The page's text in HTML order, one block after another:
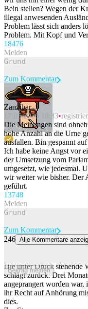
Bein stellen? Wegen der
illegal anwesenden
Problem lässt sich anders
Problem. Mit Kopf und
18476
Melden
Beitrag melden
Zum Kommentar
Zanzibar
17.05.2026 10:33
Die Meinungen sind
hohe Anzahl an die Urne
ausfallen. Bin gespannt
Ich habe keine Angst vor
der Umsetzung vom
umgesetzt, wie jedesmal.
wir weiter wie bisher. Der
geführt.
13748
Melden
Beitrag melden
Zum Kommentar
246 Alle Kommentare
Die unter Druck stehende
schlägt zurück. Drei
angeprangert worden
ihr Recht auf Anhörung
dies.